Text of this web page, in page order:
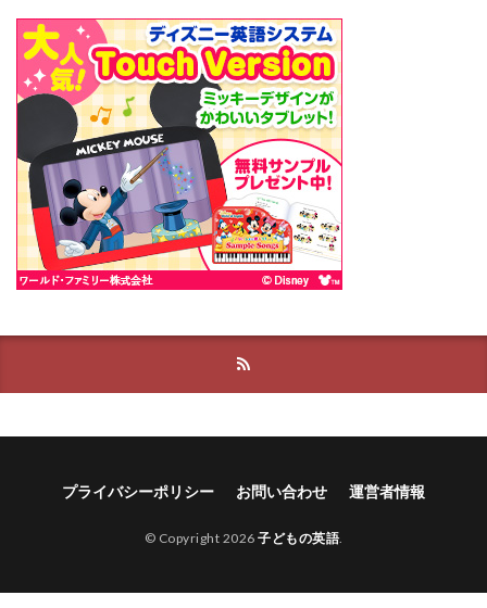
プライバシーポリシー お問い合わせ 運営者情報
© Copyright 2026 子どもの英語.